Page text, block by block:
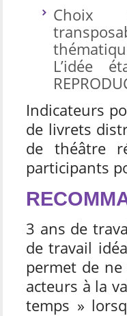
Choix
L’idée
Indicateurs
de livrets
de théâtre
participants
3 ans de
de travail
permet de ne
acteurs à la
temps »